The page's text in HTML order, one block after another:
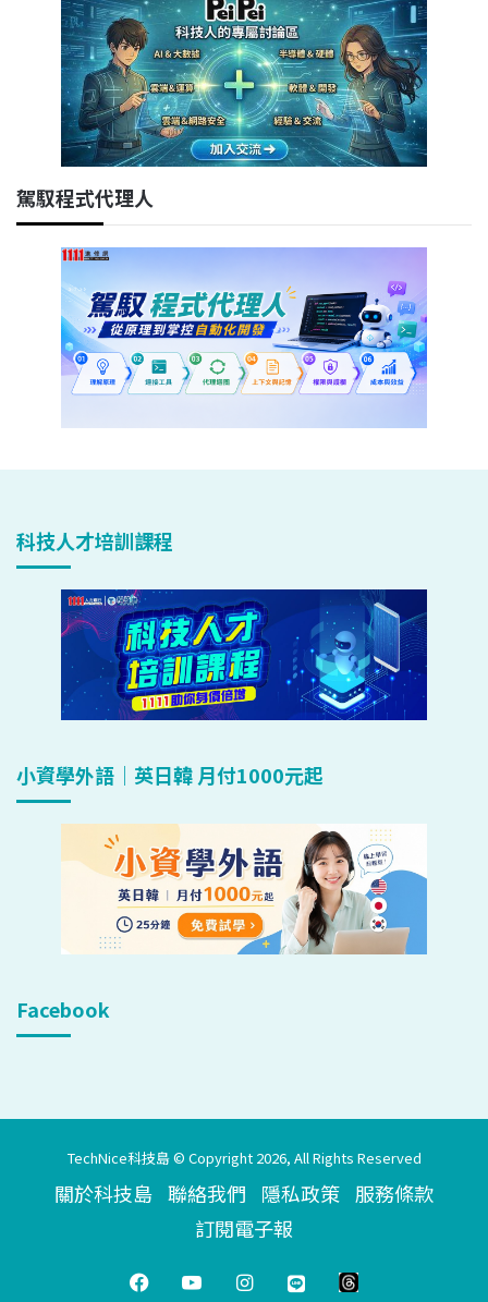
駕馭程式代理人
科技人才培訓課程
小資學外語｜英日韓 月付1000元起
Facebook
TechNice科技島 © Copyright 2026, All Rights Reserved
關於科技島 聯絡我們 隱私政策 服務條款
訂閱電子報